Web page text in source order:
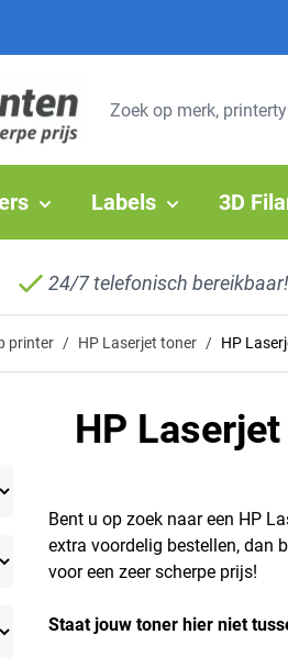
Labels 3D
24/7 telefonisch bereikbaar!
printer / HP Laserjet toner / HP
HP
Bent u op zoek naar een HP
extra voordelig bestellen, dan
voor een zeer scherpe prijs!
Staat jouw toner hier niet